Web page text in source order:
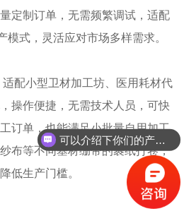
定制订单，无需频繁调试，适配
模式，灵活应对市场多样需求。
配小型卫材加工坊、医用耗材代
操作便捷，无需技术人员，可快
订单，也能满足小批量自用加工
布等不同基材绷带的裹纸打卷，
低生产门槛。
可以介绍下你们的产品么？